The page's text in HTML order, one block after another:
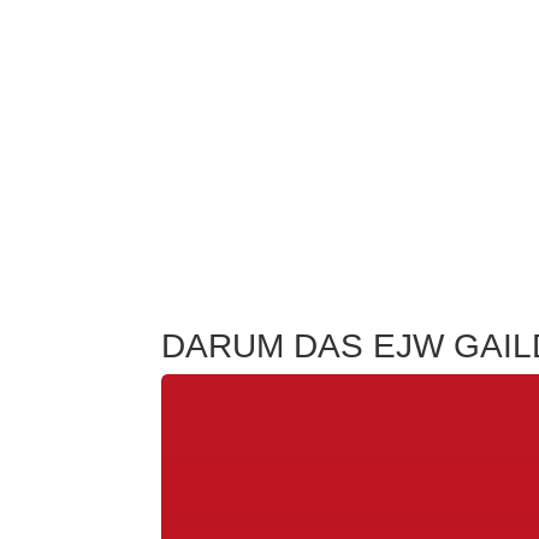
DARUM DAS EJW